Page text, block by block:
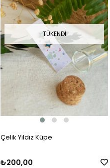
TÜKENDI
Çelik Yıldız Küpe
₺200,00